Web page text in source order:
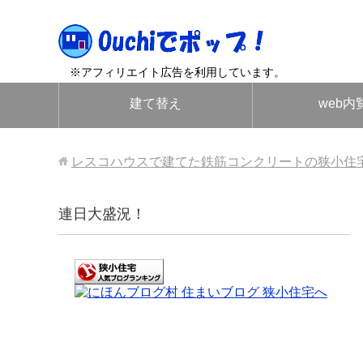
※アフィリエイト広告を利用しています。
建て替え web内
レスコハウスで建てた鉄筋コンクリートの狭小住
連日大盛況！